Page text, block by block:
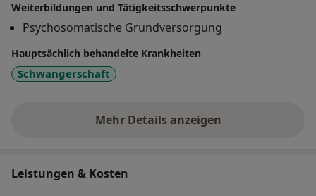
Weiterbildungen und Tätigkeitsschwerpunkte
Psychosomatische Grundversorgung
Hauptsächlich behandelte Krankheiten
Schwangerschaft
Mehr Details anzeigen
über Erfahrungen
Leistungen & Kosten